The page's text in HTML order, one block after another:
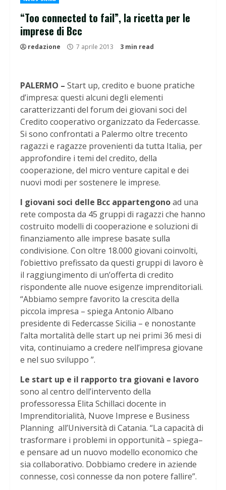
“Too connected to fail”, la ricetta per le
imprese di Bcc
redazione 7 aprile 2013 3 min read
PALERMO – Start up, credito e buone pratiche
d’impresa: questi alcuni degli elementi
caratterizzanti del forum dei giovani soci del
Credito cooperativo organizzato da Federcasse.
Si sono confrontati a Palermo oltre trecento
ragazzi e ragazze provenienti da tutta Italia, per
approfondire i temi del credito, della
cooperazione, del micro venture capital e dei
nuovi modi per sostenere le imprese.
I giovani soci delle Bcc appartengonoad una
rete composta da 45 gruppi di ragazzi che hanno
costruito modelli di cooperazione e soluzioni di
finanziamento alle imprese basate sulla
condivisione. Con oltre 18.000 giovani coinvolti,
l’obiettivo prefissato da questi gruppi di lavoro è
il raggiungimento di un’offerta di credito
rispondente alle nuove esigenze imprenditoriali.
“Abbiamo sempre favorito la crescita della
piccola impresa – spiega Antonio Albano
presidente di Federcasse Sicilia – e nonostante
l’alta mortalità delle start up nei primi 36 mesi di
vita, continuiamo a credere nell’impresa giovane
e nel suo sviluppo ”.
Le start up e il rapporto tra giovani e lavoro
sono al centro dell’intervento della
professoressa Elita Schillaci docente in
Imprenditorialità, Nuove Imprese e Business
Planning all’Università di Catania. “La capacità di
trasformare i problemi in opportunità – spiega–
e pensare ad un nuovo modello economico che
sia collaborativo. Dobbiamo credere in aziende
connesse, così connesse da non potere fallire”.